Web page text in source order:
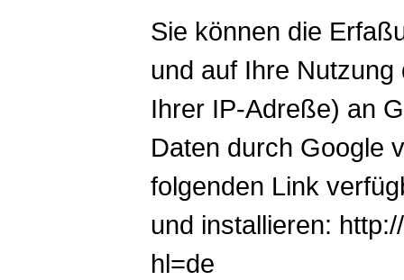
Sie können die
und auf Ihre
Ihrer IP-Adreße) an
Daten durch Google
folgenden Link
und installieren:
hl=de